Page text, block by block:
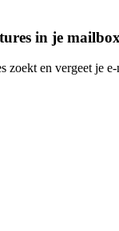
in je mailbox
zoekt en vergeet je